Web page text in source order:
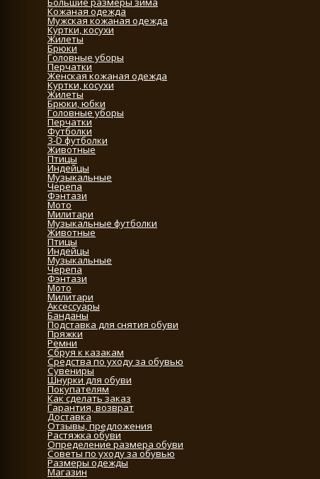
Кожаная одежда
Мужская кожаная одежда
Куртки, косухи
Жилеты
Брюки
Головные уборы
Перчатки
Женская кожаная одежда
Куртки, косухи
Жилеты
Брюки, юбки
Головные уборы
Перчатки
Футболки
3-D футболки
Животные
Птицы
Индейцы
Музыкальные
Черепа
Фэнтази
Мото
Милитари
Музыкальные футболки
Животные
Птицы
Индейцы
Музыкальные
Черепа
Фэнтази
Мото
Милитари
Аксессуары
Банданы
Подставка для снятия обуви
Пряжки
Ремни
Сбруя к казакам
Средства по уходу за обувью
Сувениры
Шнурки для обуви
Покупателям
Как сделать заказ
Гарантия, возврат
Доставка
Отзывы, предложения
Растяжка обуви
Определение размера обуви
Советы по уходу за обувью
Размеры одежды
Магазин